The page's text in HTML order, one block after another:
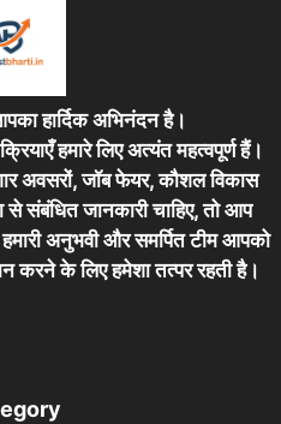
हार्दिक अभिनंदन है।
हमारे लिए अत्यंत महत्वपूर्ण हैं।
अवसरों, जॉब फेयर, कौशल विकास
से संबंधित जानकारी चाहिए, तो आप
अनुभवी और समर्पित टीम आपको
करने के लिए हमेशा तत्पर रहती है।